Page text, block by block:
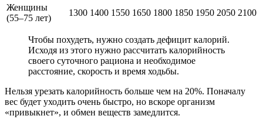
Женщины
(55–75 лет)
1300 1400 1550 1650 1800 1850 1950 2050 2100
Чтобы похудеть, нужно создать дефицит калорий.
Исходя из этого нужно рассчитать калорийность
своего суточного рациона и необходимое
расстояние, скорость и время ходьбы.
Нельзя урезать калорийность больше чем на 20%. Поначалу
вес будет уходить очень быстро, но вскоре организм
«привыкнет», и обмен веществ замедлится.